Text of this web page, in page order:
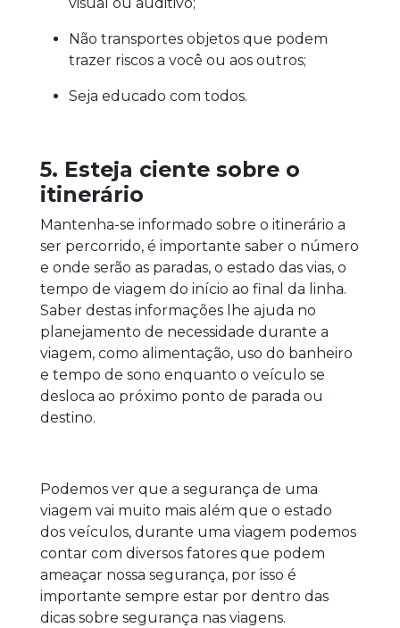
visual ou auditivo;
Não transportes objetos que podem
trazer riscos a você ou aos outros;
Seja educado com todos.
5. Esteja ciente sobre o
itinerário
Mantenha-se informado sobre o itinerário a
ser percorrido, é importante saber o número
e onde serão as paradas, o estado das vias, o
tempo de viagem do início ao final da linha.
Saber destas informações lhe ajuda no
planejamento de necessidade durante a
viagem, como alimentação, uso do banheiro
e tempo de sono enquanto o veículo se
desloca ao próximo ponto de parada ou
destino.
Podemos ver que a segurança de uma
viagem vai muito mais além que o estado
dos veículos, durante uma viagem podemos
contar com diversos fatores que podem
ameaçar nossa segurança, por isso é
importante sempre estar por dentro das
dicas sobre segurança nas viagens.